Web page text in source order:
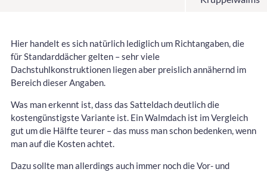
Hier handelt es sich natürlich lediglich um Richtangaben, die
für Standarddächer gelten – sehr viele
Dachstuhlkonstruktionen liegen aber preislich annähernd im
Bereich dieser Angaben.
Was man erkennt ist, dass das Satteldach deutlich die
kostengünstigste Variante ist. Ein Walmdach ist im Vergleich
gut um die Hälfte teurer – das muss man schon bedenken, wenn
man auf die Kosten achtet.
Dazu sollte man allerdings auch immer noch die Vor- und